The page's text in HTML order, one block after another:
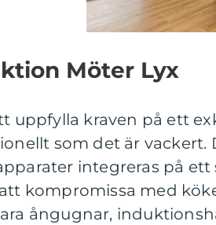
Möter Lyx
uppfylla kraven på ett
som det är vackert.
integreras på
kompromissa med
ångugnar,